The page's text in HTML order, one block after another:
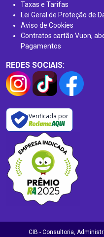
Taxas e Tarifas
Lei Geral de Proteção de
Aviso de Cookies
Contratos cartão Vuon,
Pagamentos
REDES SOCIAIS:
Verificada por
CIB - Consultoria,